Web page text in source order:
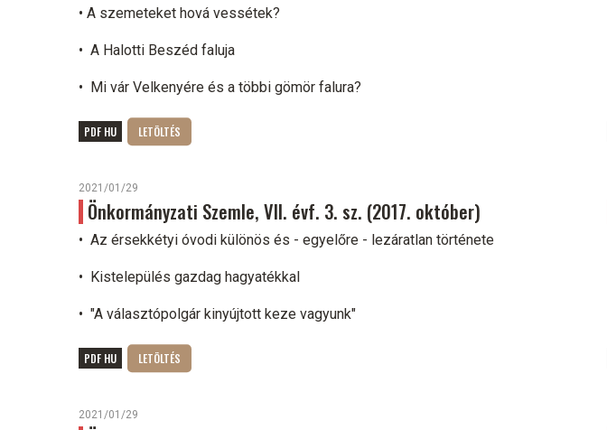
• A szemeteket hová vessétek?
• A Halotti Beszéd faluja
• Mi vár Velkenyére és a többi gömör falura?
PDF HU
2021/01/29
Önkormányzati Szemle, VII. évf. 3. sz. (2017. október)
• Az érsekkétyi óvodi különös és - egyelőre - lezáratlan története
• Kistelepülés gazdag hagyatékkal
• "A választópolgár kinyújtott keze vagyunk"
PDF HU
2021/01/29